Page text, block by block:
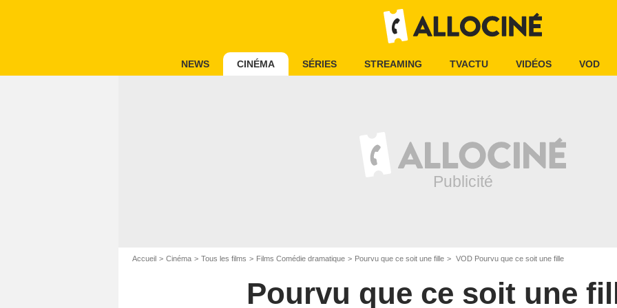
NEWS CINÉMA SÉRIES STREAMING TVACTU VIDÉOS VOD
Accueil Cinéma Tous les films Films Comédie dramatique Pourvu que ce soit une fille VOD Pourvu que ce soit une fille
Pourvu que ce soit une